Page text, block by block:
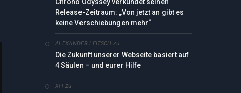
Release-Zeitraum: „Von jetzt an gibt es
keine Verschiebungen mehr“
ALEXANDER LEITSCH zu
Die Zukunft unserer Webseite basiert auf
4 Säulen – und eurer Hilfe
XITzu